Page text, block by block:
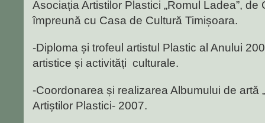
Asociația Artistilor Plastici „Romul Ladea”,
împreună cu Casa de Cultură Timișoara.
-Diploma și trofeul artistul Plastic al Anului
artistice și activități culturale.
-Coordonarea și realizarea Albumului de artă „
Artiștilor Plastici- 2007.